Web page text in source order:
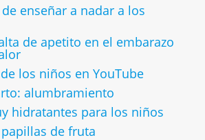
enseñar a nadar a los
de apetito en el embarazo
los niños en YouTube
alumbramiento
hidratantes para los niños
de fruta